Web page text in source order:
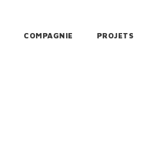
COMPAGNIE PROJETS